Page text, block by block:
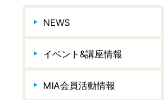
NEWS
イベント&講座情報
MIA会員活動情報